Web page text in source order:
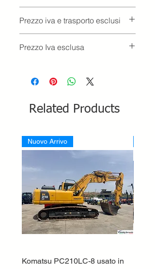
Prezzo iva e trasporto esclusi
Prezzo Iva esclusa
Related Products
Nuovo Arrivo
Komatsu PC210LC-8 usato in